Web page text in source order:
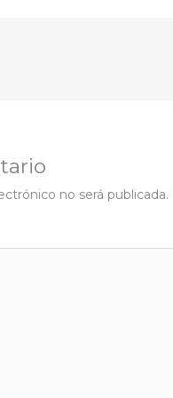
no será publicada.